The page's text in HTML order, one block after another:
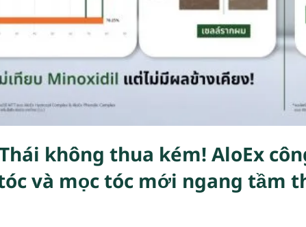
không thua kém! AloEx
và mọc tóc mới ngang tầm